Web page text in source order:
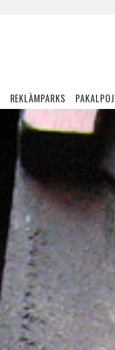
REKLĀMPARKS